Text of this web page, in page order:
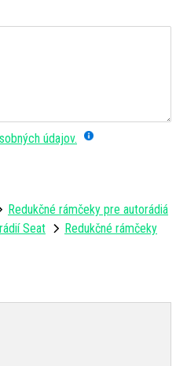
údajov.
Redukčné rámčeky pre autorádiá
Seat
Redukčné rámčeky